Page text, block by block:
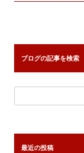
ブログの記事を検索
索:
最近の投稿